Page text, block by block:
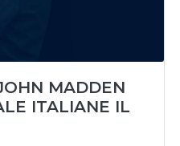
MADDEN
ITALIANE IL